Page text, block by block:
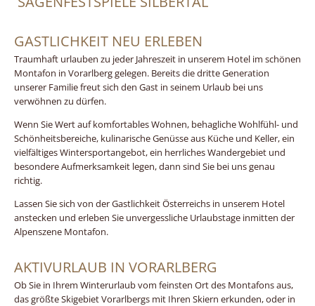
GASTLICHKEIT NEU ERLEBEN
Traumhaft urlauben zu jeder Jahreszeit in unserem Hotel im schönen
Montafon in Vorarlberg gelegen. Bereits die dritte Generation
unserer Familie freut sich den Gast in seinem Urlaub bei uns
verwöhnen zu dürfen.
Wenn Sie Wert auf komfortables Wohnen, behagliche Wohlfühl- und
Schönheitsbereiche, kulinarische Genüsse aus Küche und Keller, ein
vielfältiges Wintersportangebot, ein herrliches Wandergebiet und
besondere Aufmerksamkeit legen, dann sind Sie bei uns genau
richtig.
Lassen Sie sich von der Gastlichkeit Österreichs in unserem Hotel
anstecken und erleben Sie unvergessliche Urlaubstage inmitten der
Alpenszene Montafon.
AKTIVURLAUB IN VORARLBERG
Ob Sie in Ihrem Winterurlaub vom feinsten Ort des Montafons aus,
das größte Skigebiet Vorarlbergs mit Ihren Skiern erkunden, oder in